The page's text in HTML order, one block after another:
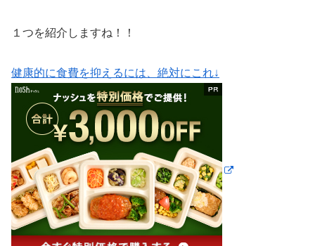
１つを紹介しますね！！
健康的に食費を抑えるには、絶対にこれ↓